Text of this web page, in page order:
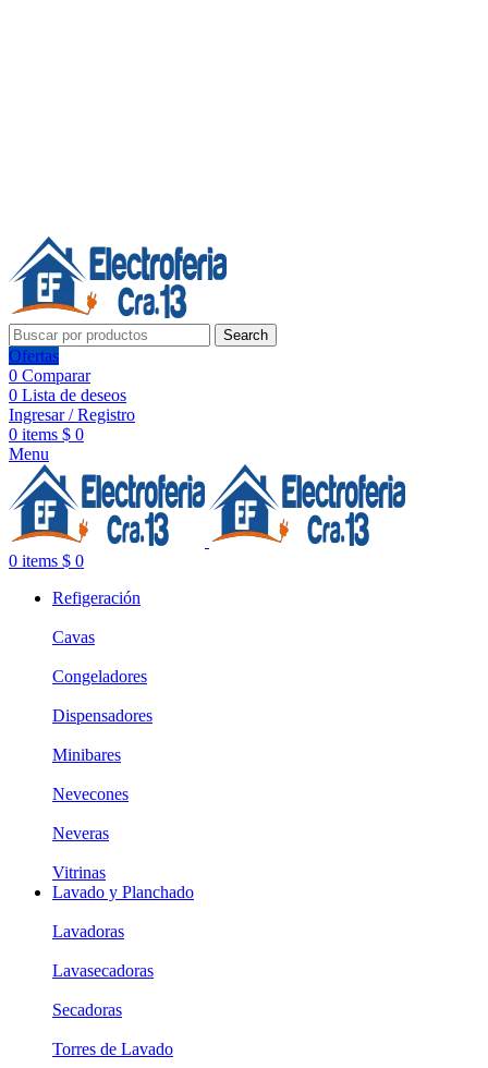
Search
Ofertas
0 Comparar
0 Lista de deseos
Ingresar / Registro
0 items $ 0
Menu
0 items $ 0
Refigeración
Cavas
Congeladores
Dispensadores
Minibares
Nevecones
Neveras
Vitrinas
Lavado y Planchado
Lavadoras
Lavasecadoras
Secadoras
Torres de Lavado